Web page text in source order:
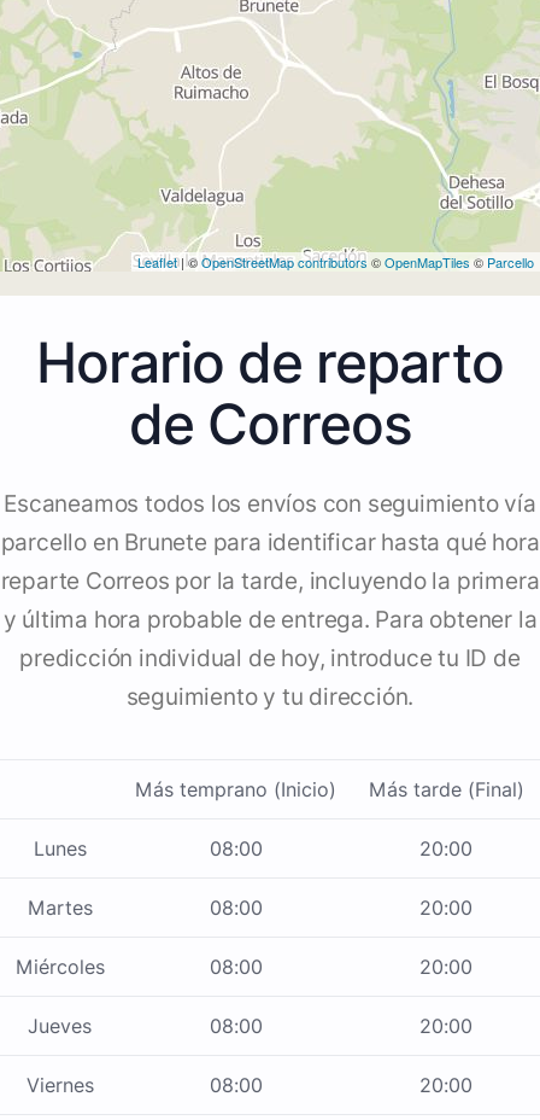
Leaflet| ©OpenStreetMap contributors ©OpenMapTiles © Parcello
Horario de reparto
de Correos
Escaneamos todos los envíos con seguimiento vía
parcello en Brunete para identificar hasta qué hora
reparte Correos por la tarde, incluyendo la primera
y última hora probable de entrega. Para obtener la
predicción individual de hoy, introduce tu ID de
seguimiento y tu dirección.
Más temprano (Inicio) Más tarde (Final)
Lunes 08:00 20:00
Martes 08:00 20:00
Miércoles 08:00 20:00
Jueves 08:00 20:00
Viernes 08:00 20:00